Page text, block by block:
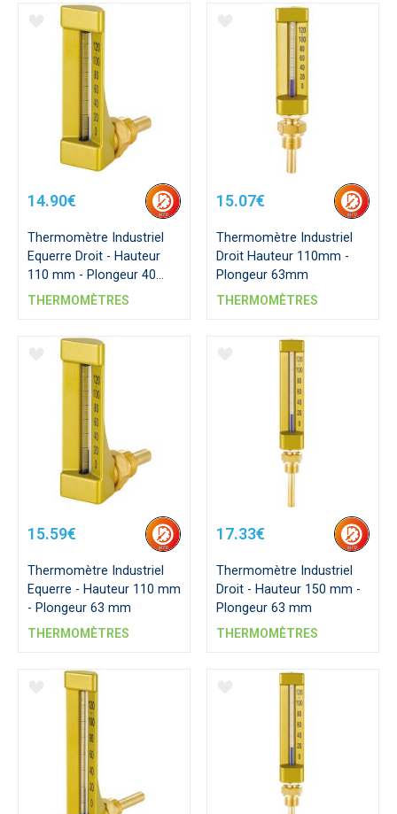
14.90€
Thermomètre Industriel
Equerre Droit - Hauteur
110 mm - Plongeur 40
mm
THERMOMÈTRES
15.07€
Thermomètre Industriel
Droit Hauteur 110mm -
Plongeur 63mm
THERMOMÈTRES
15.59€
Thermomètre Industriel
Equerre - Hauteur 110 mm
- Plongeur 63 mm
THERMOMÈTRES
17.33€
Thermomètre Industriel
Droit - Hauteur 150 mm -
Plongeur 63 mm
THERMOMÈTRES